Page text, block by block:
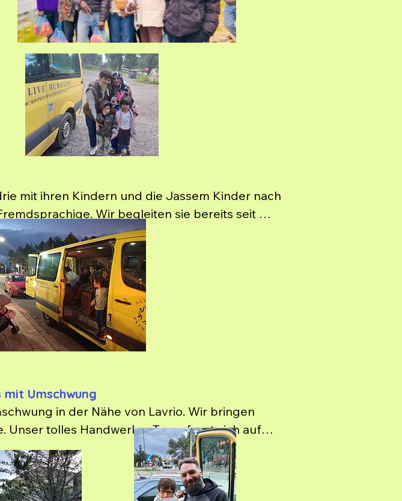
mit ihren Kindern und die Jassem Kinder nach
Wir begleiten sie bereits seit
nun Unterstützung von der Gemeinde und
sie ankommen!
Umschwung
in der Nähe von Lavrio. Wir bringen
Unser tolles Handwerker Team freut sich auf